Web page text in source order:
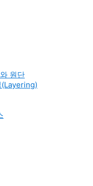
원단
(Layering)